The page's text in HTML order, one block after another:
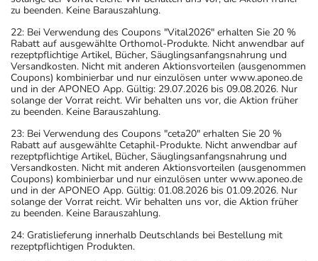
zu beenden. Keine Barauszahlung.
22: Bei Verwendung des Coupons "Vital2026" erhalten Sie 20 %
Rabatt auf ausgewählte Orthomol-Produkte. Nicht anwendbar auf
rezeptpflichtige Artikel, Bücher, Säuglingsanfangsnahrung und
Versandkosten. Nicht mit anderen Aktionsvorteilen (ausgenommen
Coupons) kombinierbar und nur einzulösen unter www.aponeo.de
und in der APONEO App. Gültig: 29.07.2026 bis 09.08.2026. Nur
solange der Vorrat reicht. Wir behalten uns vor, die Aktion früher
zu beenden. Keine Barauszahlung.
23: Bei Verwendung des Coupons "ceta20" erhalten Sie 20 %
Rabatt auf ausgewählte Cetaphil-Produkte. Nicht anwendbar auf
rezeptpflichtige Artikel, Bücher, Säuglingsanfangsnahrung und
Versandkosten. Nicht mit anderen Aktionsvorteilen (ausgenommen
Coupons) kombinierbar und nur einzulösen unter www.aponeo.de
und in der APONEO App. Gültig: 01.08.2026 bis 01.09.2026. Nur
solange der Vorrat reicht. Wir behalten uns vor, die Aktion früher
zu beenden. Keine Barauszahlung.
24: Gratislieferung innerhalb Deutschlands bei Bestellung mit
rezeptpflichtigen Produkten.